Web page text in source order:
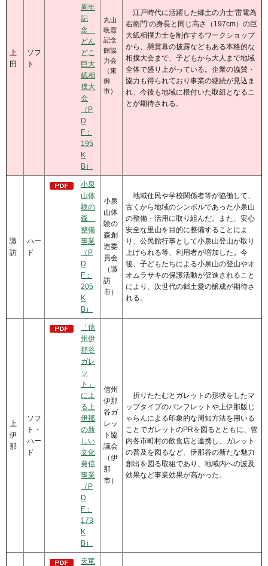
上
田
ソフ
ト
周年
記
念
どん
どこ
巨大
紙相
撲大
会
（P
D
F：
195
K
B）
丸山
晩霞
記念
館協
力会
（東
御
市）
江戸時代に活躍した郷土の力士‘雷電為
右衛門’の身長と同じ高さ（197cm）の巨
大紙相撲力士を制作するワークショップ
から、懸賞幕の披露などもある本格的な
相撲大会まで、子どもから大人まで地域
全体で盛り上がっている。企業の協賛・
協力も得られており事業の継続が見込ま
れ、今後も地域に根付いた取組となるこ
とが期待される。
諏
訪
ハー
ド
小泉
山体
験の
森
整備
事業
（P
D
F：
205
K
B）
小泉
山体
験の
森創
造委
員会
（諏
訪
市）
地域住民や学校関係者等が協働して、
古くから地域のシンボルであった小泉山
の整備・活用に取り組んだ。また、安心
安全な里山を目的に整備することによ
り、公民館行事として小泉山登山が取り
上げられる等、利用者が増加した。今
後、子どもたちによる小泉山の登山やオ
オムラサキの保護活動が促進されること
により、次世代の郷土愛の醸成が期待さ
れる。
上
伊
那
ソフ
ト・
ハー
ド
「信
州伊
那谷
ガレ
ッ
ト」
によ
る上
伊那
の新
しい
文化
発信
事業
（P
D
F：
173
K
B）
信州
伊那
谷ガ
レッ
ト協
議会
（伊
那
市）
折りたたむとガレットの形状をしたマ
ップタイプのパンフレットや上伊那版じ
ゃらんによる印象的な周知方法を用いる
ことでガレットのPRを図るとともに、管
内各市町村の飲食店と連携し、ガレット
の普及を図るなど、伊那谷の新たな魅力
創出を図る取組であり、地域内への波及
効果など事業効果が高かった。
天竜